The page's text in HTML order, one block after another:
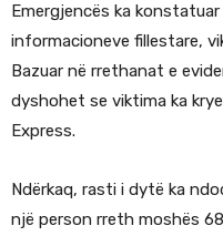
Emergjencës ka
informacioneve fillestare,
Bazuar në rrethanat e
dyshohet se viktima ka
Express.
Ndërkaq, rasti i dytë ka
një person rreth moshës